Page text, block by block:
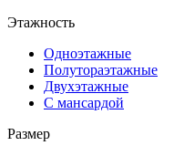
Этажность
Одноэтажные
Полутораэтажные
Двухэтажные
С мансардой
Размер